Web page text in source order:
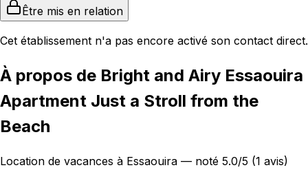
Être mis en relation
Cet établissement n'a pas encore activé son contact direct.
À propos de Bright and Airy Essaouira
Apartment Just a Stroll from the
Beach
Location de vacances à Essaouira — noté 5.0/5 (1 avis)